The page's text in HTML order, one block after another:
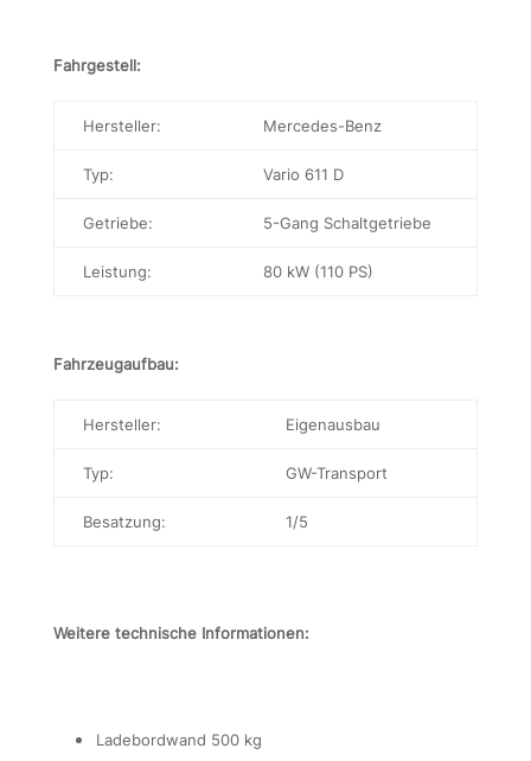
Fahrgestell:
Hersteller: Mercedes-Benz
Typ: Vario 611 D
Getriebe: 5-Gang Schaltgetriebe
Leistung: 80 kW (110 PS)
Fahrzeugaufbau:
Hersteller: Eigenausbau
Typ: GW-Transport
Besatzung: 1/5
Weitere technische Informationen:
Ladebordwand 500 kg